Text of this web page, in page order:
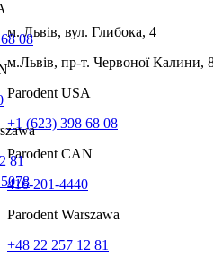
08
81
м. Львів, вул. Глибока, 4
м.Львів, пр-т. Червоної Калини,
Parodent USА
+1 (623) 398 68 08
Parodent CAN
416-201-4440
Parodent Warszawa
+48 22 257 12 81